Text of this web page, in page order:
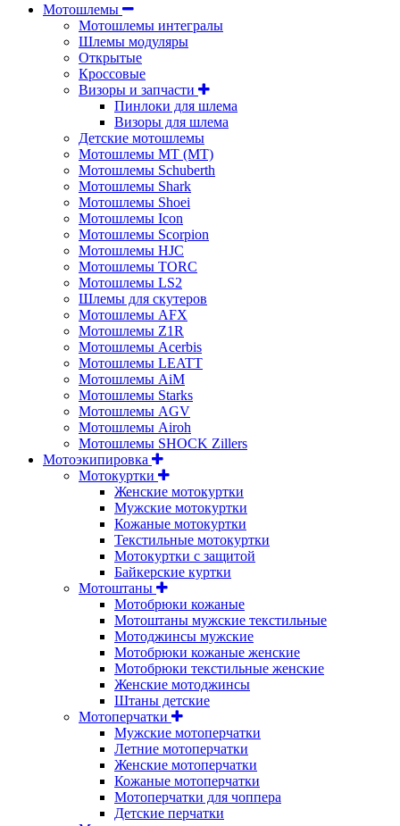
Мотошлемы
Мотошлемы интегралы
Шлемы модуляры
Открытые
Кросcовые
Визоры и запчасти
Пинлоки для шлема
Визоры для шлема
Детские мотошлемы
Мотошлемы MT (МТ)
Мотошлемы Schuberth
Мотошлемы Shark
Мотошлемы Shoei
Мотошлемы Icon
Мотошлемы Scorpion
Мотошлемы HJC
Мотошлемы TORC
Мотошлемы LS2
Шлемы для скутеров
Мотошлемы AFX
Мотошлемы Z1R
Мотошлемы Acerbis
Мотошлемы LEATT
Мотошлемы AiM
Мотошлемы Starks
Мотошлемы AGV
Мотошлемы Airoh
Мотошлемы SHOCK Zillers
Мотоэкипировка
Мотокуртки
Женские мотокуртки
Мужские мотокуртки
Кожаные мотокуртки
Текстильные мотокуртки
Мотокуртки с защитой
Байкерские куртки
Мотоштаны
Мотобрюки кожаные
Мотоштаны мужские текстильные
Мотоджинсы мужские
Мотобрюки кожаные женские
Мотобрюки текстильные женские
Женские мотоджинсы
Штаны детские
Мотоперчатки
Мужские мотоперчатки
Летние мотоперчатки
Женские мотоперчатки
Кожаные мотоперчатки
Мотоперчатки для чоппера
Детские перчатки